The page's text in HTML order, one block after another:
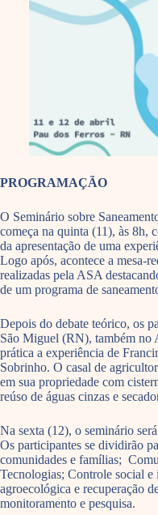
PROGRAMAÇÃO
O Seminário sobre
começa na quinta (11), às 8h,
da apresentação de uma
Logo após, acontece a mesa-
realizadas pela ASA
de um programa de
Depois do debate teórico, os
São Miguel (RN), também no
prática a experiência de
Sobrinho. O casal de
em sua propriedade com
reúso de águas cinzas e
Na sexta (12), o seminário
Os participantes se dividirão
comunidades e famílias;
Tecnologias; Controle social
agroecológica e recuperação
monitoramento e pesquisa.